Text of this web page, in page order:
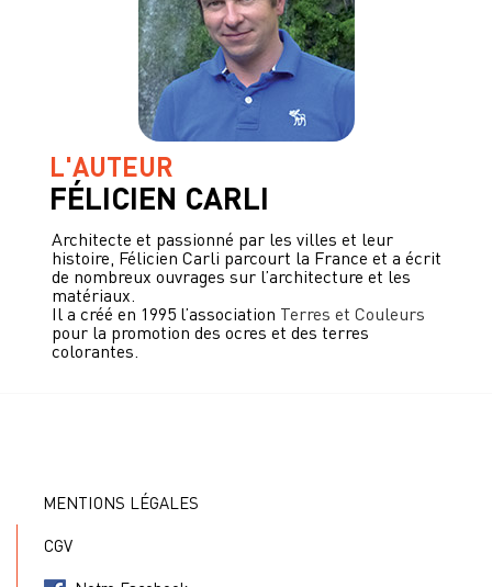
L'AUTEUR
FÉLICIEN CARLI
Architecte et passionné par les villes et leur
histoire, Félicien Carli parcourt la France et a écrit
de nombreux ouvrages sur l’architecture et les
matériaux.
Il a créé en 1995 l’association Terres et Couleurs
pour la promotion des ocres et des terres
colorantes.
MENTIONS LÉGALES
CGV